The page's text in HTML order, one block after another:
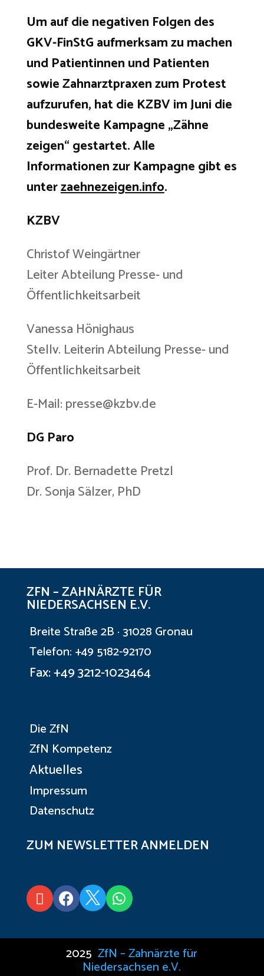
Um auf die negativen Folgen des
GKV-FinStG aufmerksam zu machen
und Patientinnen und Patienten
sowie Zahnarztpraxen zum Protest
aufzurufen, hat die KZBV im Juni die
bundesweite Kampagne „Zähne
zeigen“ gestartet. Alle
Informationen zur Kampagne gibt es
unterzaehnezeigen.info.
KZBV
Christof Weingärtner
Leiter Abteilung Presse- und
Öffentlichkeitsarbeit
Vanessa Hönighaus
Stellv. Leiterin Abteilung Presse- und
Öffentlichkeitsarbeit
E-Mail: presse@kzbv.de
DG Paro
Prof. Dr. Bernadette Pretzl
Dr. Sonja Sälzer, PhD
ZFN – ZAHNÄRZTE FÜR
NIEDERSACHSEN E.V.
Breite Straße 2B · 31028 Gronau
Telefon: +49 5182-92170
Fax: +49 3212-1023464
Die ZfN
ZfN Kompetenz
Aktuelles
Impressum
Datenschutz
ZUM NEWSLETTER ANMELDEN
   
2025ZfN – Zahnärzte für
Niedersachsen e.V.